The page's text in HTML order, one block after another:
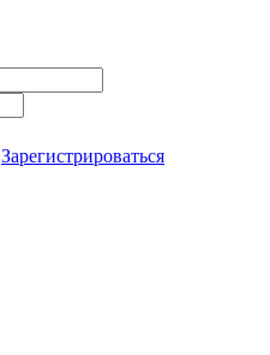
Зарегистрироваться